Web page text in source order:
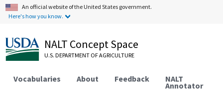
An official website of the United States government.
Here's how you know.
NALT Concept Space
U.S. DEPARTMENT OF AGRICULTURE
Vocabularies About Feedback NALT
Annotator